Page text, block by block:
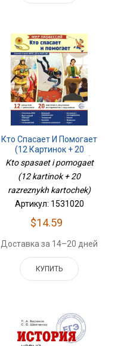
Кто Спасает И Помогает
(12 Картинок + 20
Разрезных Карточек)
Kto spasaet i pomogaet
(12 kartinok + 20
razreznykh kartochek)
Артикул: 1531020
$14.59
Доставка за 14–20 дней
КУПИТЬ